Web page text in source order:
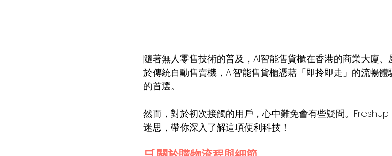
隨著無人零售技術的普及，AI智能售貨櫃在香港的商業大廈
於傳統自動售賣機，AI智能售貨櫃憑藉「即拎即走」的流暢
的首選。
然而，對於初次接觸的用戶，心中難免會有些疑問。
迷思，帶你深入了解這項便利科技！